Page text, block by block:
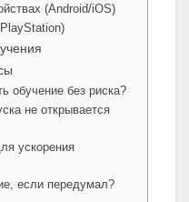
(Android/iOS)
обучение без риска?
не открывается
ускорения
если передумал?